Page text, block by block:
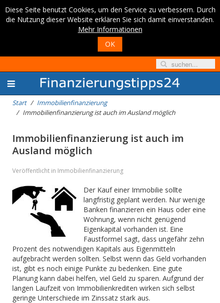
Diese Seite benutzt Cookies, um den Service zu verbessern. Durch
die Nutzung dieser Website erklären Sie sich damit einverstanden.
Mehr Informationen
OK
Start
Immobilienfinanzierung
Immobilienfinanzierung ist auch im Ausland möglich
Immobilienfinanzierung ist auch im
Ausland möglich
Veröffentlicht in Immobilienfinanzierung
Der Kauf einer Immobilie sollte
langfristig geplant werden. Nur wenige
Banken finanzieren ein Haus oder eine
Wohnung, wenn nicht genügend
Eigenkapital vorhanden ist. Eine
Faustformel sagt, dass ungefähr zehn
Prozent des notwendigen Kapitals aus Eigenmitteln
aufgebracht werden sollten. Selbst wenn das Geld vorhanden
ist, gibt es noch einige Punkte zu bedenken. Eine gute
Planung kann dabei helfen, viel Geld zu sparen. Aufgrund der
langen Laufzeit von Immobilienkrediten wirken sich selbst
geringe Unterschiede im Zinssatz stark aus.